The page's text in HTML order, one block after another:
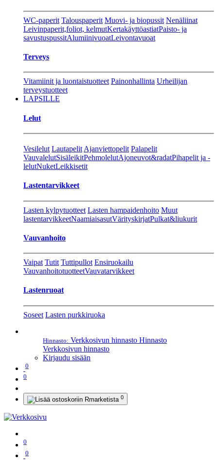
WC-paperit Talouspaperit Muovi- ja biopussit Nenäliinat
Leivinpaperit,foliot, kelmutKertakäyttöastiatPaisto- ja
savustuspussitAlumiinivuoatLeivontavuoat
Terveys
Vitamiinit ja luontaistuotteet Painonhallinta Urheilijan
terveystuotteet
LAPSILLE
Lelut
Vesilelut Lautapelit Ajanviettopelit Palapelit
VauvalelutSisäleikitPehmolelutAjoneuvot&radatPihapelit ja -
lelutNuketLeikkisetit
Lastentarvikkeet
Lasten kylpytuotteet Lasten hampaidenhoito Muut
lastentarvikkeetNaamiaisasutVärityskirjatPulkat&liukurit
Vauvanhoito
Vaipat Tutit Tuttipullot Ensiruokailu
VauvanhoitotuotteetVauvatarvikkeet
Lastenruoat
Soseet Lasten purkkiruoka
Hinnasto: Verkkosivun hinnasto Hinnasto
Verkkosivun hinnasto
Kirjaudu sisään
0
0
0
0
0